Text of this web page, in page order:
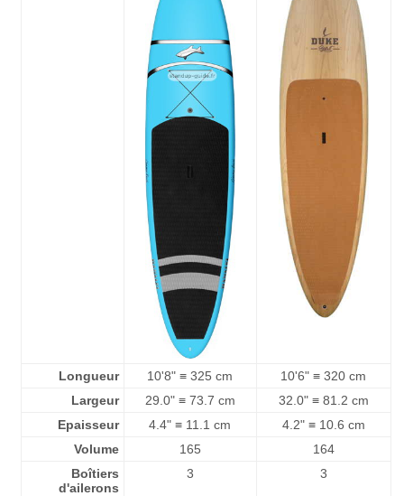
Longueur 10'8" ≡ 325 cm
10'6" ≡ 320 cm
Largeur
29.0" ≡ 73.7 cm
32.0" ≡ 81.2 cm
Epaisseur
4.4" ≡ 11.1 cm
4.2" ≡ 10.6 cm
Volume
165
164
Boîtiers
d'ailerons
3 3